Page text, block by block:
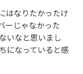
はなりたかったけ
ーじゃなかった
いなと思いまし
になっていると感